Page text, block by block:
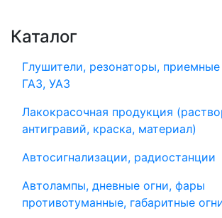
Каталог
Глушители, резонаторы,
ГАЗ, УАЗ
Лакокрасочная продукция
антигравий, краска, материал)
Автосигнализации, радиостанции
Автолампы, дневные огни, фары
противотуманные, габаритные